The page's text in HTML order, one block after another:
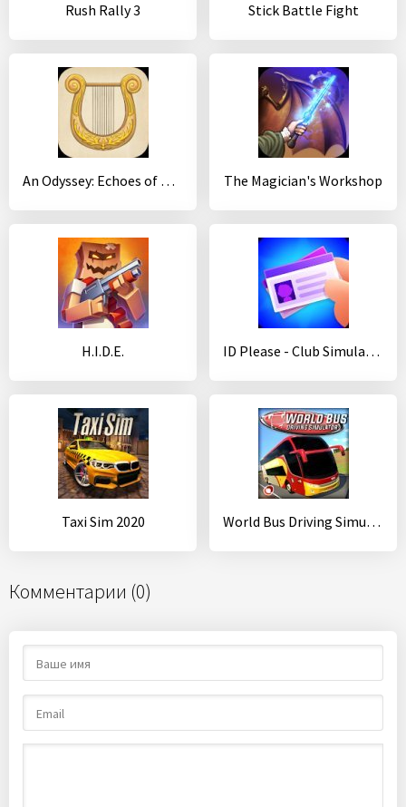
Rush Rally 3 Stick Battle Fight
An Odyssey: Echoes of War The Magician's Workshop
H.I.D.E. ID Please - Club Simulation
Taxi Sim 2020 World Bus Driving Simulator
Комментарии (0)